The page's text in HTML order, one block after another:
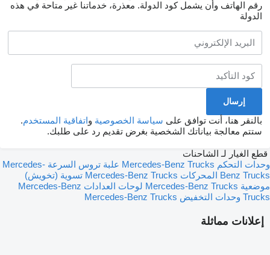
رقم الهاتف وأن يشمل كود الدولة. معذرة، خدماتنا غير متاحة في هذه
الدولة
بالنقر هنا، أنت توافق على سياسة الخصوصية واتفاقية المستخدم.
ستتم معالجة بياناتك الشخصية بغرض تقديم رد على طلبك.
إعلانات مماثلة
قطع الغيار لـ الشاحنات
وحدات التحكم Mercedes-Benz Trucks
علبة تروس السرعة Mercedes-
Benz Trucks المحركات Mercedes-Benz Trucks
تسوية (تخويش)
موضعية Mercedes-Benz Trucks
لوحات العدادات Mercedes-Benz
Trucks وحدات التخفيض Mercedes-Benz Trucks